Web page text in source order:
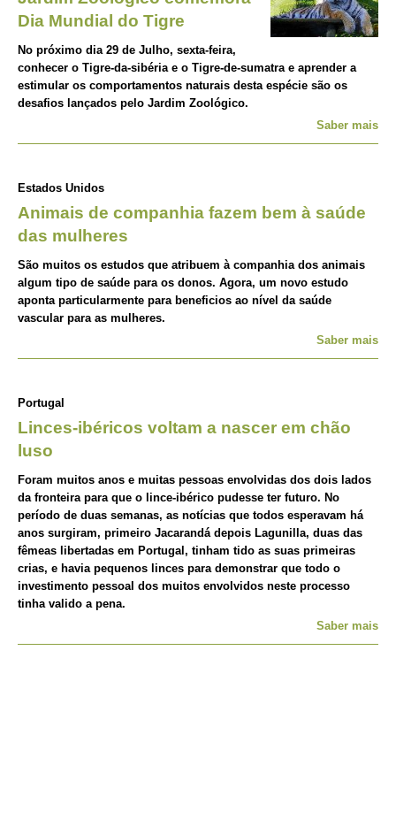
Dia Mundial do Tigre
No próximo dia 29 de Julho, sexta-feira,
conhecer o Tigre-da-sibéria e o Tigre-de-sumatra e aprender a
estimular os comportamentos naturais desta espécie são os
desafios lançados pelo Jardim Zoológico.
Saber mais
Estados Unidos
Animais de companhia fazem bem à saúde
das mulheres
São muitos os estudos que atribuem à companhia dos animais
algum tipo de saúde para os donos. Agora, um novo estudo
aponta particularmente para beneficios ao nível da saúde
vascular para as mulheres.
Saber mais
Portugal
Linces-ibéricos voltam a nascer em chão
luso
Foram muitos anos e muitas pessoas envolvidas dos dois lados
da fronteira para que o lince-ibérico pudesse ter futuro. No
período de duas semanas, as notícias que todos esperavam há
anos surgiram, primeiro Jacarandá depois Lagunilla, duas das
fêmeas libertadas em Portugal, tinham tido as suas primeiras
crias, e havia pequenos linces para demonstrar que todo o
investimento pessoal dos muitos envolvidos neste processo
tinha valido a pena.
Saber mais